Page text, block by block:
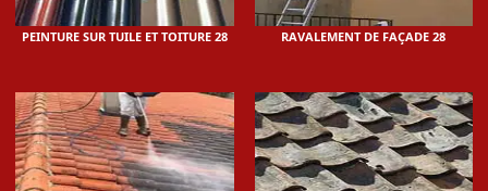
PEINTURE SUR TUILE ET TOITURE 28 RAVALEMENT DE FAÇADE 28